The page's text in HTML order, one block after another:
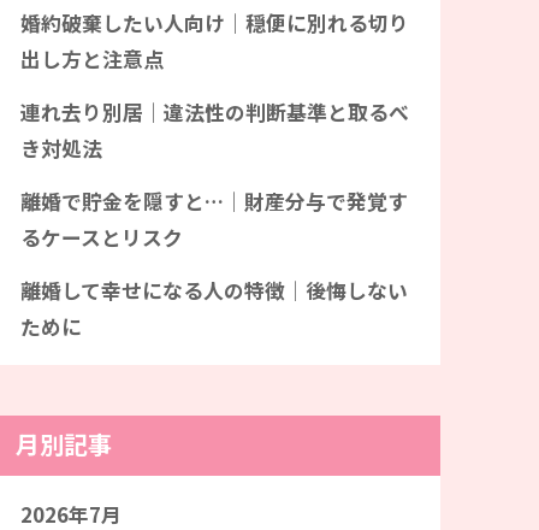
婚約破棄したい人向け｜穏便に別れる切り
出し方と注意点
連れ去り別居｜違法性の判断基準と取るべ
き対処法
離婚で貯金を隠すと…｜財産分与で発覚す
るケースとリスク
離婚して幸せになる人の特徴｜後悔しない
ために
月別記事
2026年7月